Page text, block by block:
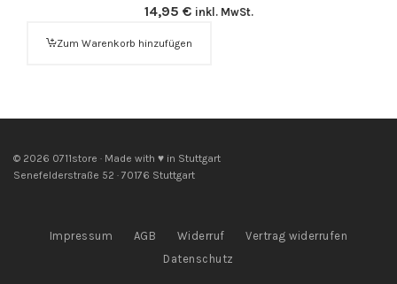
14,95 € inkl. MwSt.
Zum Warenkorb hinzufügen
© 2026 0711store · Made with ♥ in Stuttgart
Senefelderstraße 52 · 70176 Stuttgart
Impressum AGB Widerruf
Vertrag widerrufen
Datenschutz